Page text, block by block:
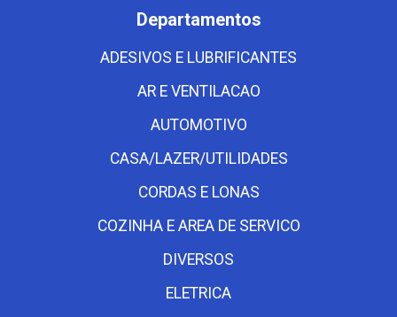
Departamentos
ADESIVOS E LUBRIFICANTES
AR E VENTILACAO
AUTOMOTIVO
CASA/LAZER/UTILIDADES
CORDAS E LONAS
COZINHA E AREA DE SERVICO
DIVERSOS
ELETRICA